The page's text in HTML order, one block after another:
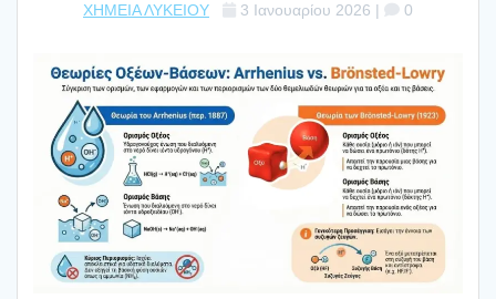
ΧΗΜΕΙΑ ΛΥΚΕΙΟΥ
3 Ιανουαρίου 2026 | 0